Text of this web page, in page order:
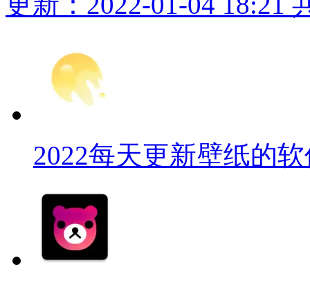
2022每天更新壁纸的